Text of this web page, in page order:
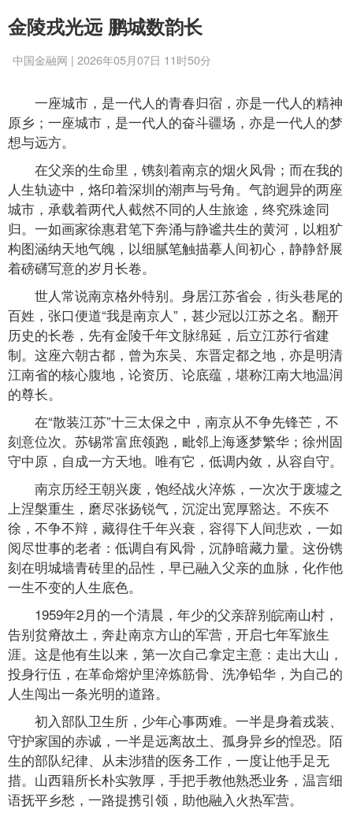
金陵戎光远 鹏城数韵长
中国金融网 | 2026年05月07日 11时50分
一座城市，是一代人的青春归宿，亦是一代人的精神
原乡；一座城市，是一代人的奋斗疆场，亦是一代人的梦
想与远方。
在父亲的生命里，镌刻着南京的烟火风骨；而在我的
人生轨迹中，烙印着深圳的潮声与号角。气韵迥异的两座
城市，承载着两代人截然不同的人生旅途，终究殊途同
归。一如画家徐惠君笔下奔涌与静谧共生的黄河，以粗犷
构图涵纳天地气魄，以细腻笔触描摹人间初心，静静舒展
着磅礴写意的岁月长卷。
世人常说南京格外特别。身居江苏省会，街头巷尾的
百姓，张口便道“我是南京人”，甚少冠以江苏之名。翻开
历史的长卷，先有金陵千年文脉绵延，后立江苏行省建
制。这座六朝古都，曾为东吴、东晋定都之地，亦是明清
江南省的核心腹地，论资历、论底蕴，堪称江南大地温润
的尊长。
在“散装江苏”十三太保之中，南京从不争先锋芒，不
刻意位次。苏锡常富庶领跑，毗邻上海逐梦繁华；徐州固
守中原，自成一方天地。唯有它，低调内敛，从容自守。
南京历经王朝兴废，饱经战火淬炼，一次次于废墟之
上涅槃重生，磨尽张扬锐气，沉淀出宽厚豁达。不疾不
徐，不争不辩，藏得住千年兴衰，容得下人间悲欢，一如
阅尽世事的老者：低调自有风骨，沉静暗藏力量。这份镌
刻在明城墙青砖里的品性，早已融入父亲的血脉，化作他
一生不变的人生底色。
1959年2月的一个清晨，年少的父亲辞别皖南山村，
告别贫瘠故土，奔赴南京方山的军营，开启七年军旅生
涯。这是他有生以来，第一次自己拿定主意：走出大山，
投身行伍，在革命熔炉里淬炼筋骨、洗净铅华，为自己的
人生闯出一条光明的道路。
初入部队卫生所，少年心事两难。一半是身着戎装、
守护家国的赤诚，一半是远离故土、孤身异乡的惶恐。陌
生的部队纪律、从未涉猎的医务工作，一度让他手足无
措。山西籍所长朴实敦厚，手把手教他熟悉业务，温言细
语抚平乡愁，一路提携引领，助他融入火热军营。